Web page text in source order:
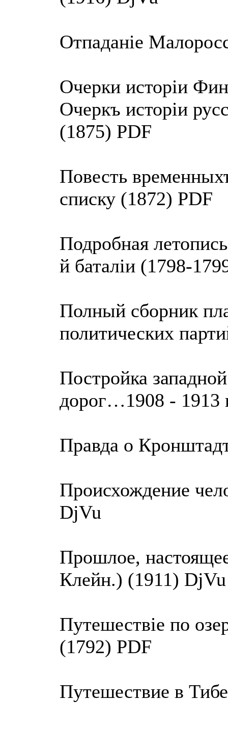
Отпаданiе
Очерки исторiи
Очеркъ исторiи
(1875) PDF
Повесть
списку (1872) PDF
Подробная
й баталiи (1798-
Полный сборник
политических
Постройка
дорог…1908 - 1913
Правда о
Происхождение
DjVu
Прошлое,
Клейн.) (1911) DjVu
Путешествiе по
(1792) PDF
Путешествие в